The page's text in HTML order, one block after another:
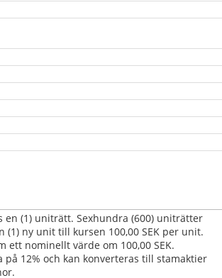
en (1) uniträtt. Sexhundra (600) uniträtter
(1) ny unit till kursen 100,00 SEK per unit.
ett nominellt värde om 100,00 SEK.
12% och kan konverteras till stamaktier